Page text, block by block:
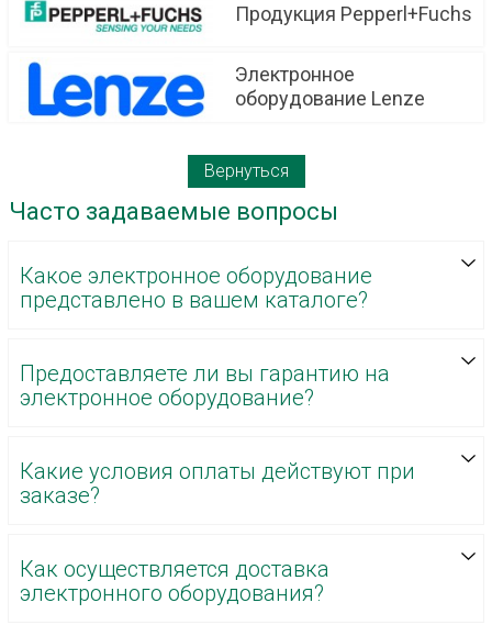
Продукция Pepperl+Fuchs
Электронное
оборудование Lenze
Вернуться
Часто задаваемые вопросы
Какое электронное оборудование
представлено в вашем каталоге?
Предоставляете ли вы гарантию на
электронное оборудование?
Какие условия оплаты действуют при
заказе?
Как осуществляется доставка
электронного оборудования?